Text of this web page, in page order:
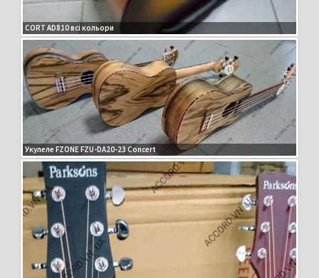
CORT AD810 всі кольори
Укулеле FZONE FZU-DA20-23 Concert